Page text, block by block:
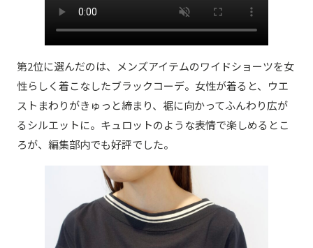
第2位に選んだのは、メンズアイテムのワイドショーツを女
性らしく着こなしたブラックコーデ。女性が着ると、ウエ
ストまわりがきゅっと締まり、裾に向かってふんわり広が
るシルエットに。キュロットのような表情で楽しめるとこ
ろが、編集部内でも好評でした。